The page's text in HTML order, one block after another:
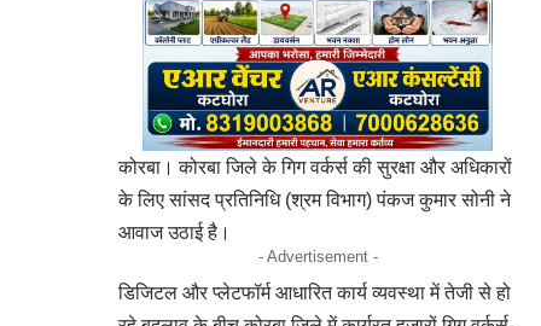
कोरबा। कोरबा जिले के गिग वर्कर्स की सुरक्षा और अधिकारों
के लिए सांसद प्रतिनिधि (श्रम विभाग) पंकज कुमार सोनी ने
आवाज उठाई है।
- Advertisement -
डिजिटल और प्लेटफॉर्म आधारित कार्य व्यवस्था में तेजी से हो